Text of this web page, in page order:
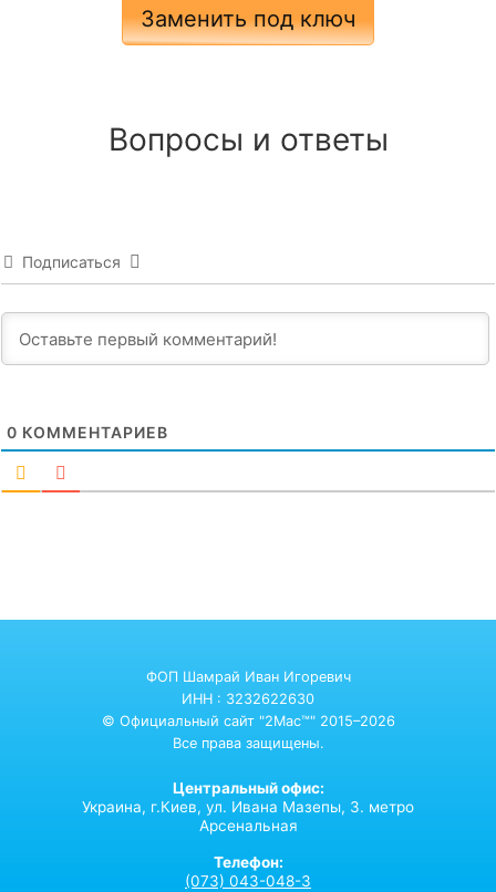
Заменить под ключ
Вопросы и ответы
Подписаться
0 КОММЕНТАРИЕВ
ФОП Шамрай Иван Игоревич
ИНН : 3232622630
© Официальный сайт "2Mac™" 2015–2026
Все права защищены.
Центральный офис:
Украина, г.Киев, ул. Ивана Мазепы, 3. метро
Арсенальная
Телефон:
(073) 043-048-3